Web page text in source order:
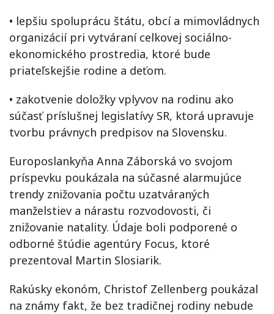
• lepšiu spoluprácu štátu, obcí a mimovládnych
organizácií pri vytváraní celkovej sociálno-
ekonomického prostredia, ktoré bude
priateľskejšie rodine a deťom.
• zakotvenie doložky vplyvov na rodinu ako
súčasť príslušnej legislatívy SR, ktorá upravuje
tvorbu právnych predpisov na Slovensku.
Europoslankyňa Anna Záborská vo svojom
príspevku poukázala na súčasné alarmujúce
trendy znižovania počtu uzatváraných
manželstiev a nárastu rozvodovosti, či
znižovanie natality. Údaje boli podporené o
odborné štúdie agentúry Focus, ktoré
prezentoval Martin Slosiarik.
Rakúsky ekonóm, Christof Zellenberg poukázal
na známy fakt, že bez tradičnej rodiny nebude